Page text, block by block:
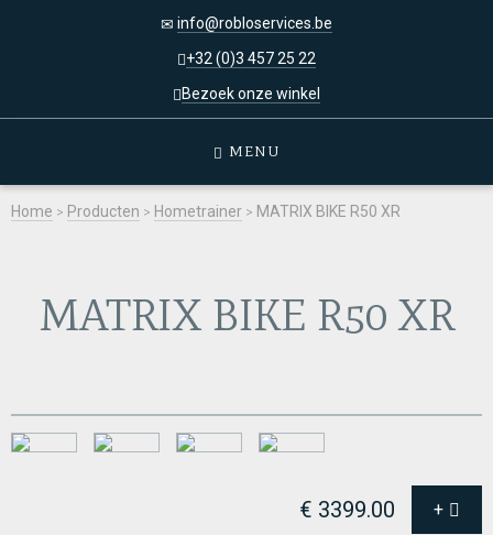
info@robloservices.be
+32 (0)3 457 25 22
Bezoek onze winkel
MENU
Home > Producten > Hometrainer > MATRIX BIKE R50 XR
MATRIX BIKE R50 XR
+
€ 3399.00